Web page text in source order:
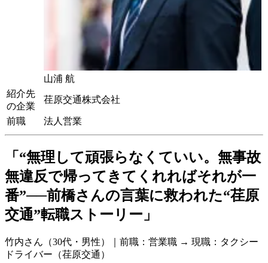
山浦 航
紹介先
の企業
荏原交通株式会社
前職 法人営業
「“無理して頑張らなくていい。無事故
無違反で帰ってきてくれればそれが一
番”──前橋さんの言葉に救われた“荏原
交通”転職ストーリー」
竹内さん（30代・男性）｜前職：営業職 → 現職：タクシー
ドライバー（荏原交通）